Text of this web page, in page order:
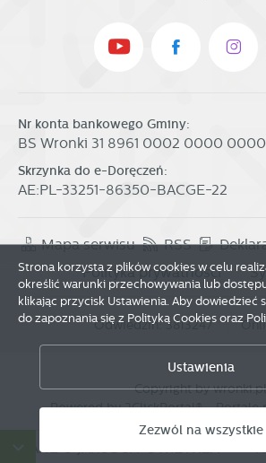
DANE O JAKOŚCI POWIETRZA
Nr konta bankowego Gminy:
BS Wronki 31 8961 0002 0000
Skrzynka do e-Doręczeń:
AE:PL-33251-86350-BACGE-22
Mapa serwisu RSS
Polityka prywatności
Odwiedzin: 3813247
Copyright by wronki.pl
Powered by2ClickPortal®- Portale
Strona korzysta z plików cookies w celu
określić warunki przechowywania lub
klikając przycisk Ustawienia. Aby dowiedzieć
do zapoznania się z Polityką Cookies oraz
Ustawienia
Zezwól na wszystkie
Zapisz wybrane